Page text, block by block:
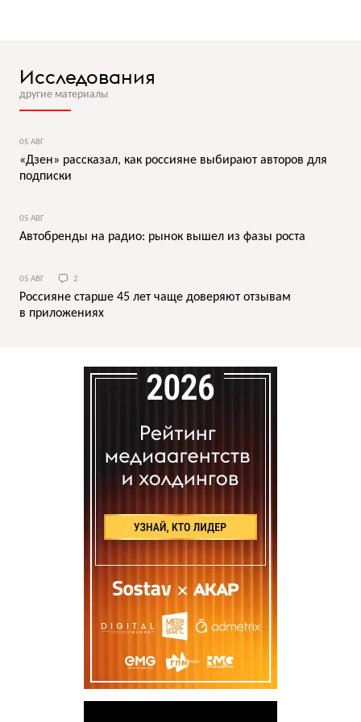
Исследования
другие материалы
05 АВГ
«Дзен» рассказал, как россияне выбирают авторов для
подписки
05 АВГ
Автобренды на радио: рынок вышел из фазы роста
05 АВГ 2
Россияне старше 45 лет чаще доверяют отзывам
в приложениях